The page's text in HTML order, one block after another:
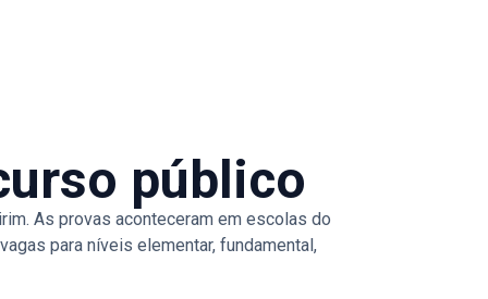
público
As provas aconteceram em escolas do
para níveis elementar, fundamental,